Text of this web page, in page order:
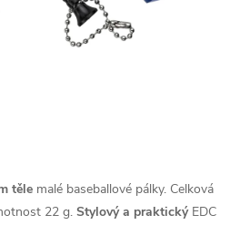
těle malé baseballové pálky. Celková
22 g. Stylový a praktickýEDC